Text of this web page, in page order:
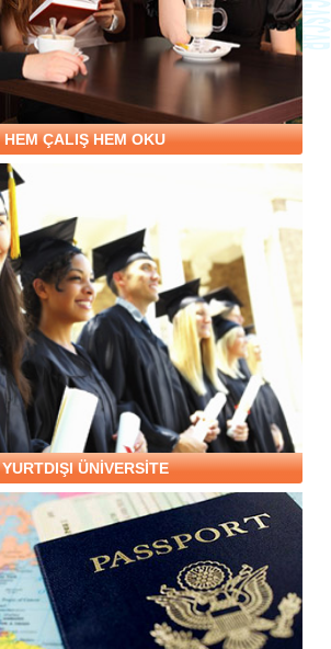
HEM ÇALIŞ HEM OKU
YURTDIŞI ÜNİVERSİTE